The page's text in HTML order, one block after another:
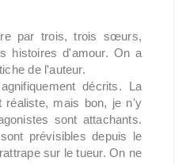
par trois, trois sœurs,
histoires d'amour. On a
de l'auteur.
décrits. La
réaliste, mais bon, je n'y
sont attachants.
prévisibles depuis le
sur le tueur. On ne